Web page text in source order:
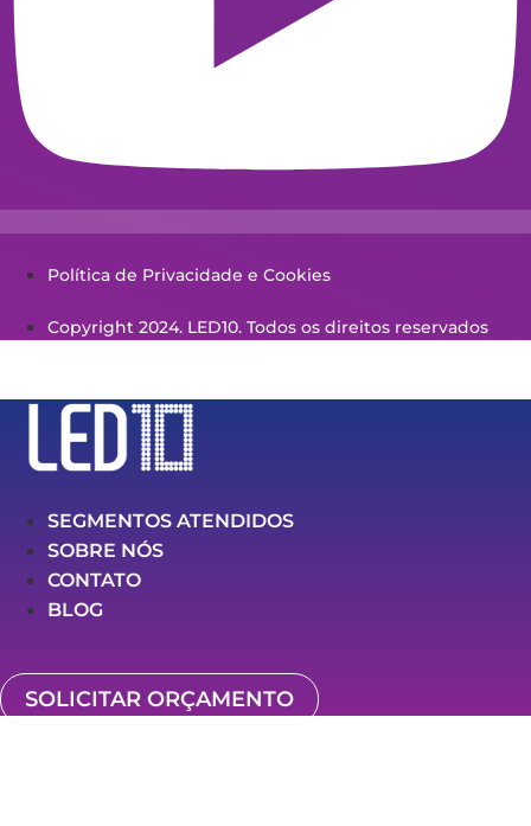
Política de Privacidade e Cookies
Copyright 2024. LED10. Todos os direitos reservados
SEGMENTOS ATENDIDOS
SOBRE NÓS
CONTATO
BLOG
SOLICITAR ORÇAMENTO